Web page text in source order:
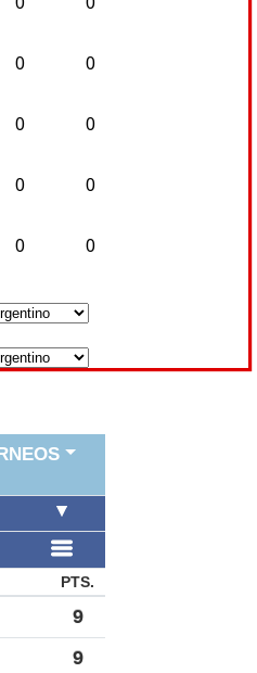
0 0
0 0
0 0
0 0